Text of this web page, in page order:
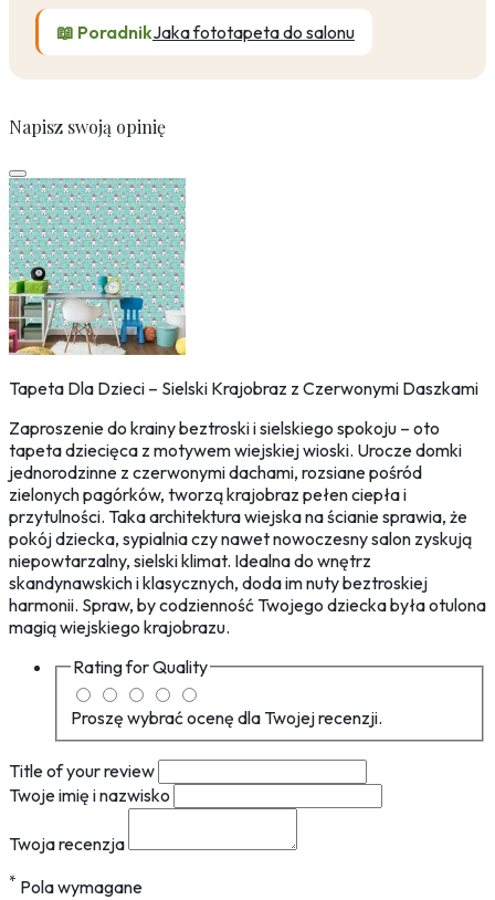
📖 PoradnikJaka fototapeta do salonu
Napisz swoją opinię
Tapeta Dla Dzieci – Sielski Krajobraz z Czerwonymi Daszkami
Zaproszenie do krainy beztroski i sielskiego spokoju – oto
tapeta dziecięca z motywem wiejskiej wioski. Urocze domki
jednorodzinne z czerwonymi dachami, rozsiane pośród
zielonych pagórków, tworzą krajobraz pełen ciepła i
przytulności. Taka architektura wiejska na ścianie sprawia, że
pokój dziecka, sypialnia czy nawet nowoczesny salon zyskują
niepowtarzalny, sielski klimat. Idealna do wnętrz
skandynawskich i klasycznych, doda im nuty beztroskiej
harmonii. Spraw, by codzienność Twojego dziecka była otulona
magią wiejskiego krajobrazu.
Rating forQuality
Proszę wybrać ocenę dla Twojej recenzji.
Title of your review
Twoje imię i nazwisko
Twoja recenzja
* Pola wymagane